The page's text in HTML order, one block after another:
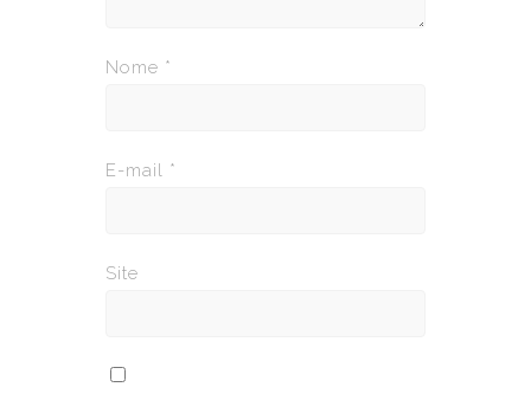
Nome *
E-mail *
Site